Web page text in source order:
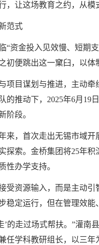
，让这场教育之约，从
范式
“资金投入见效慢、短期
初便跳出这一窠臼，以
项目谋划与推进，主动
的推动下，2025年6月
阶段。
来，首次走出无锡市域
探索。金桥集团将25年
性办学支持。
受资源输入，而是主动
稳定运行，但在管理效
’的走过场式帮扶。”灌
任学科教研组长，以三年